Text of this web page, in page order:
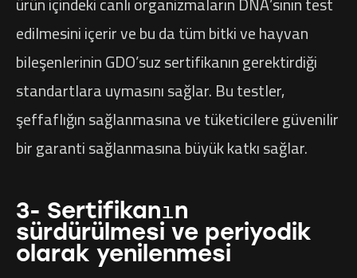
edilmesini içerir ve bu da tüm bitki ve hayvan
bileşenlerinin GDO’suz sertifikanın gerektirdiği
standartlara uymasını sağlar. Bu testler,
şeffaflığın sağlanmasına ve tüketicilere güvenilir
bir garanti sağlanmasına büyük katkı sağlar.
3- Sertifikanın
sürdürülmesi ve periyodik
olarak yenilenmesi